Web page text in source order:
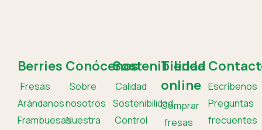
Berries
Fresas
Arándanos
Frambuesas
Conócenos
Sobre
nosotros
Nuestra
Sostenibilidad
Calidad
Sostenibilidad
Control
Tienda
online
Comprar
fresas
Escríbenos
Preguntas
frecuentes